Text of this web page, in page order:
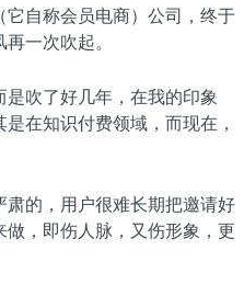
自称会员电商）公司，终于
一次吹起。
吹了好几年，在我的印象
在知识付费领域，而现在，
的，用户很难长期把邀请好
，即伤人脉，又伤形象，更